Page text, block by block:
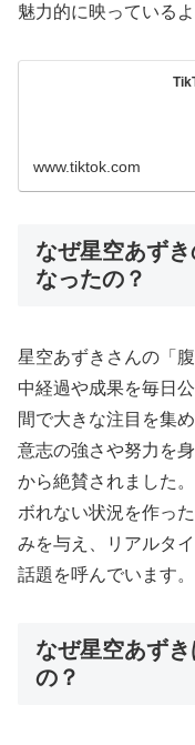
魅力的に映っているよ
www.tiktok.com
なぜ星空あず
なったの？
星空あずきさんの「
中経過や成果を毎日
間で大きな注目を集
意志の強さや努力を
から絶賛されました
ボれない状況を作っ
みを与え、リアルタ
話題を呼んでいます。
なぜ星空あず
の？